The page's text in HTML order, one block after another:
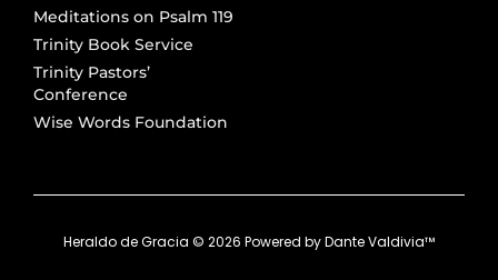
Meditations on Psalm 119
Trinity Book Service
Trinity Pastors’
Conference
Wise Words Foundation
Heraldo de Gracia © 2026 Powered byDante Valdivia™